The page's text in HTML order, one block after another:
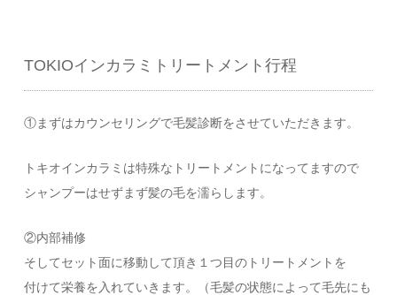
TOKIOインカラミトリートメント行程
①まずはカウンセリングで毛髪診断をさせていただきます。
トキオインカラミは特殊なトリートメントになってますので
シャンプーはせずまず髪の毛を濡らします。
②内部補修
そしてセット面に移動して頂き１つ目のトリートメントを
付けて栄養を入れていきます。（毛髪の状態によって毛先にも